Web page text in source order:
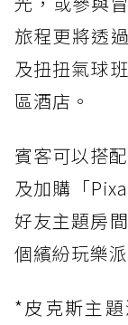
旅程更將透
及扭扭氣球
區酒店。
賓客可以搭
及加購「
好友主題房
個繽紛玩樂
*皮克斯主